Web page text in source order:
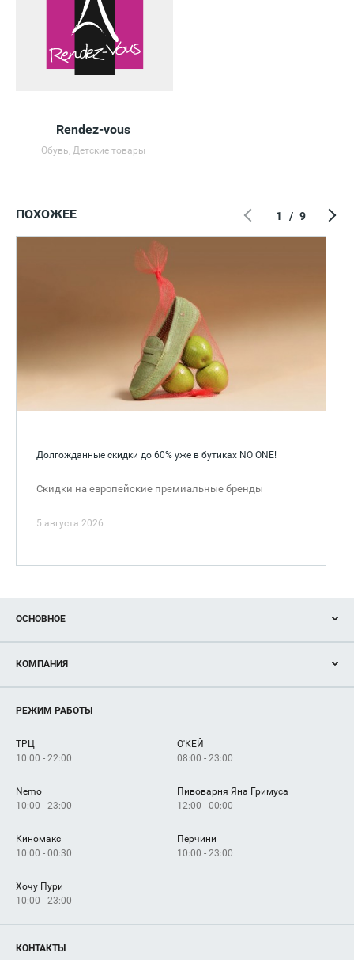
Rendez-vous
Обувь, Детские товары
ПОХОЖЕЕ
Долгожданные скидки до 60% уже в бутиках NO ONE!
Скидки на европейские премиальные бренды
5 августа 2026
1 / 9
ОСНОВНОЕ
Новости
Магазины
Услуги
КОМПАНИЯ
Рекламодателям
Как добраться
РЕЖИМ РАБОТЫ
ТРЦ
10:00 - 22:00
О'КЕЙ
08:00 - 23:00
Nemo
10:00 - 23:00
Пивоварня Яна Гримуса
12:00 - 00:00
Киномакс
10:00 - 00:30
Перчини
10:00 - 23:00
Хочу Пури
10:00 - 23:00
КОНТАКТЫ